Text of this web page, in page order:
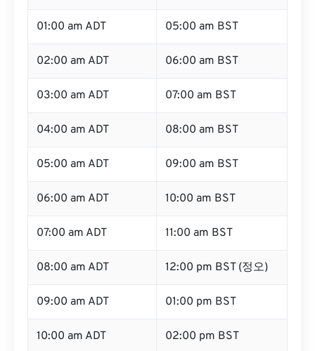
01:00 am ADT 05:00 am BST
02:00 am ADT 06:00 am BST
03:00 am ADT 07:00 am BST
04:00 am ADT 08:00 am BST
05:00 am ADT 09:00 am BST
06:00 am ADT 10:00 am BST
07:00 am ADT 11:00 am BST
08:00 am ADT 12:00 pm BST (정오)
09:00 am ADT 01:00 pm BST
10:00 am ADT 02:00 pm BST